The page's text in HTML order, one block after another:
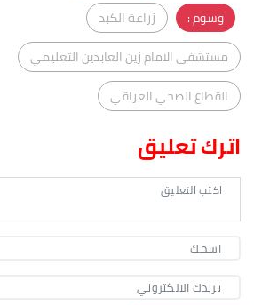
وسوم :
زراعة الكبد
مستشفى الامام زين العابدين التعليمي
القطاع الصحي العراقي
اترك تعليق